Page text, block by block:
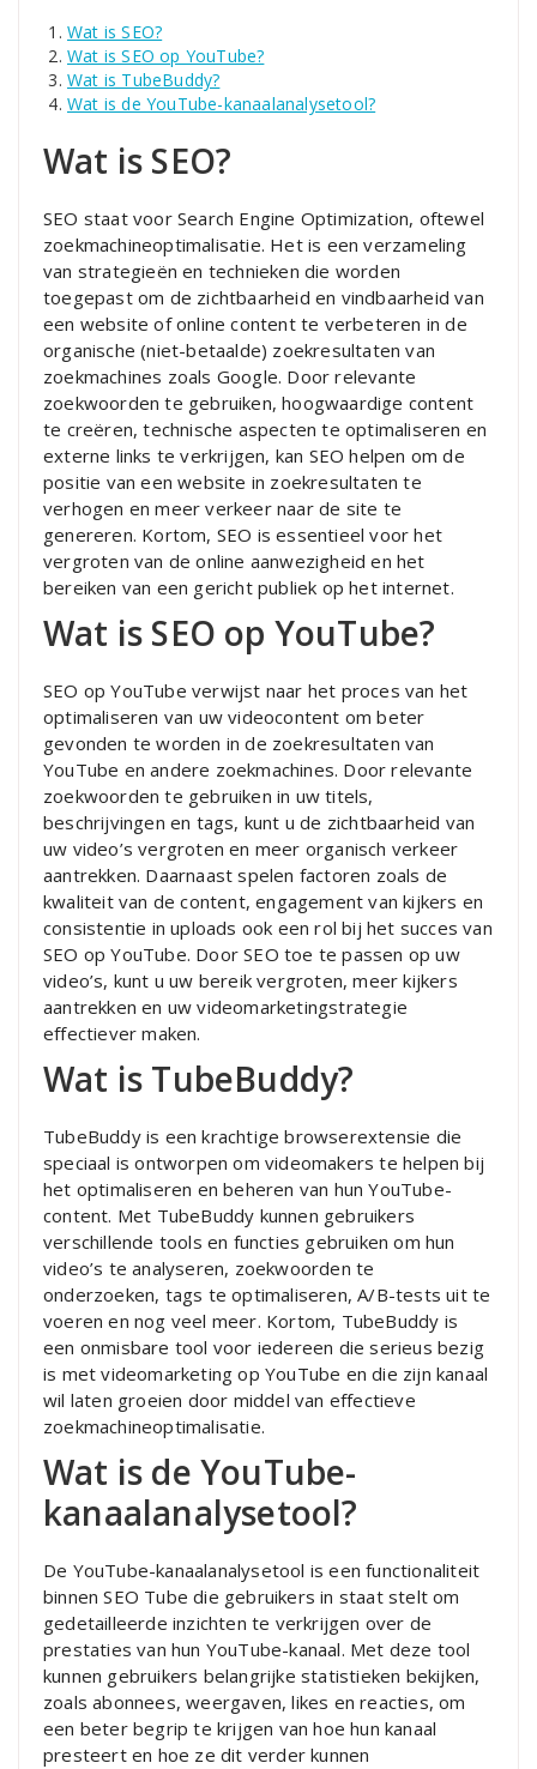
Wat is SEO?
Wat is SEO op YouTube?
Wat is TubeBuddy?
Wat is de YouTube-kanaalanalysetool?
Wat is SEO?
SEO staat voor Search Engine Optimization, oftewel
zoekmachineoptimalisatie. Het is een verzameling
van strategieën en technieken die worden
toegepast om de zichtbaarheid en vindbaarheid van
een website of online content te verbeteren in de
organische (niet-betaalde) zoekresultaten van
zoekmachines zoals Google. Door relevante
zoekwoorden te gebruiken, hoogwaardige content
te creëren, technische aspecten te optimaliseren en
externe links te verkrijgen, kan SEO helpen om de
positie van een website in zoekresultaten te
verhogen en meer verkeer naar de site te
genereren. Kortom, SEO is essentieel voor het
vergroten van de online aanwezigheid en het
bereiken van een gericht publiek op het internet.
Wat is SEO op YouTube?
SEO op YouTube verwijst naar het proces van het
optimaliseren van uw videocontent om beter
gevonden te worden in de zoekresultaten van
YouTube en andere zoekmachines. Door relevante
zoekwoorden te gebruiken in uw titels,
beschrijvingen en tags, kunt u de zichtbaarheid van
uw video’s vergroten en meer organisch verkeer
aantrekken. Daarnaast spelen factoren zoals de
kwaliteit van de content, engagement van kijkers en
consistentie in uploads ook een rol bij het succes van
SEO op YouTube. Door SEO toe te passen op uw
video’s, kunt u uw bereik vergroten, meer kijkers
aantrekken en uw videomarketingstrategie
effectiever maken.
Wat is TubeBuddy?
TubeBuddy is een krachtige browserextensie die
speciaal is ontworpen om videomakers te helpen bij
het optimaliseren en beheren van hun YouTube-
content. Met TubeBuddy kunnen gebruikers
verschillende tools en functies gebruiken om hun
video’s te analyseren, zoekwoorden te
onderzoeken, tags te optimaliseren, A/B-tests uit te
voeren en nog veel meer. Kortom, TubeBuddy is
een onmisbare tool voor iedereen die serieus bezig
is met videomarketing op YouTube en die zijn kanaal
wil laten groeien door middel van effectieve
zoekmachineoptimalisatie.
Wat is de YouTube-
kanaalanalysetool?
De YouTube-kanaalanalysetool is een functionaliteit
binnen SEO Tube die gebruikers in staat stelt om
gedetailleerde inzichten te verkrijgen over de
prestaties van hun YouTube-kanaal. Met deze tool
kunnen gebruikers belangrijke statistieken bekijken,
zoals abonnees, weergaven, likes en reacties, om
een beter begrip te krijgen van hoe hun kanaal
presteert en hoe ze dit verder kunnen